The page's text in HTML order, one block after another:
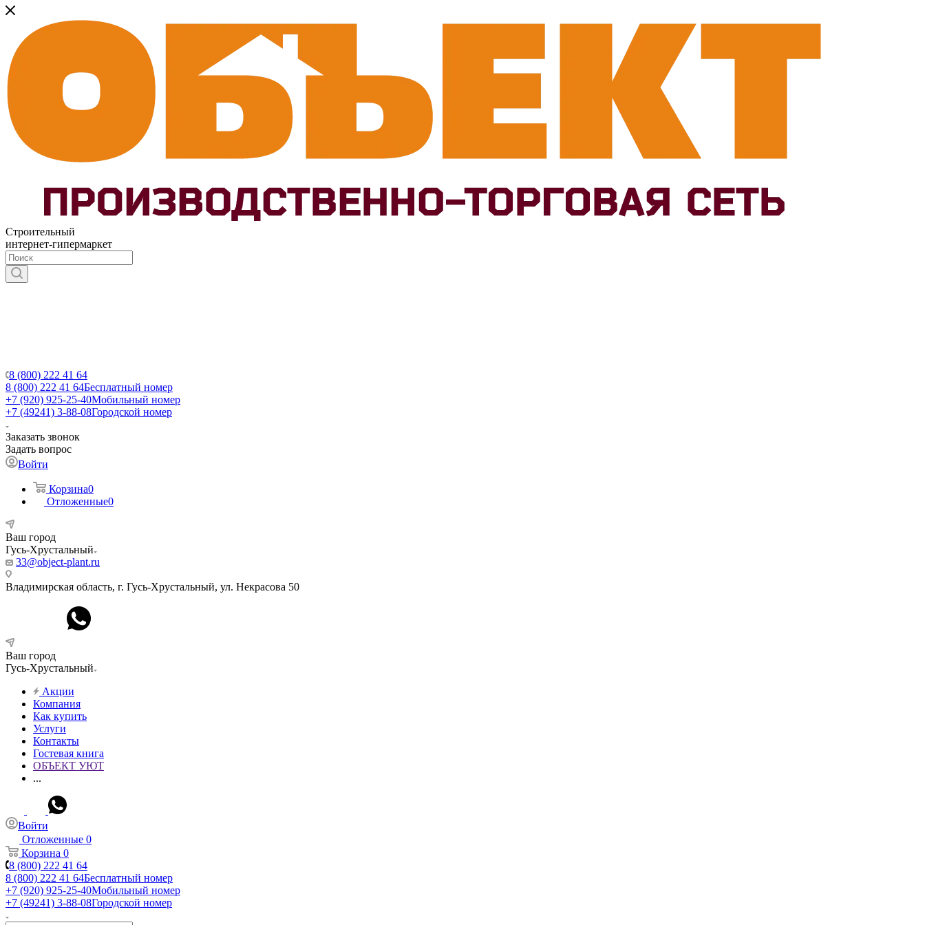
Строительный
интернет-гипермаркет
8 (800) 222 41 64
8 (800) 222 41 64Бесплатный номер
+7 (920) 925-25-40Мобильный номер
+7 (49241) 3-88-08Городской номер
Заказать звонок
Задать вопрос
Войти
Корзина0
Отложенные0
Ваш город
Гусь-Хрустальный
33@object-plant.ru
Владимирская область, г. Гусь-Хрустальный, ул. Некрасова 50
Ваш город
Гусь-Хрустальный
Акции
Компания
Как купить
Услуги
Контакты
Гостевая книга
ОБЪЕКТ УЮТ
...
Войти
Отложенные 0
Корзина 0
8 (800) 222 41 64
8 (800) 222 41 64Бесплатный номер
+7 (920) 925-25-40Мобильный номер
+7 (49241) 3-88-08Городской номер